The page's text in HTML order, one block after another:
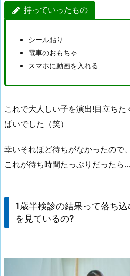
持っていったもの
シール貼り
電車のおもちゃ
スマホに動画を入れる
これで大人しい子を演出!目立ちた
ぱいでした（笑）
幸いそれほど待ちがなかったので
これが待ち時間たっぷりだったら
1歳半検診の結果って落ち
を見ているの?